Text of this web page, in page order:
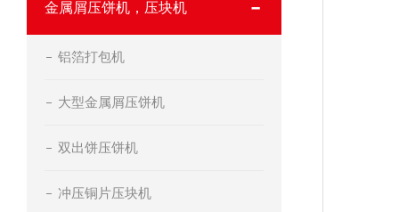
金属屑压饼机，压块机
铝箔打包机
大型金属屑压饼机
双出饼压饼机
冲压铜片压块机